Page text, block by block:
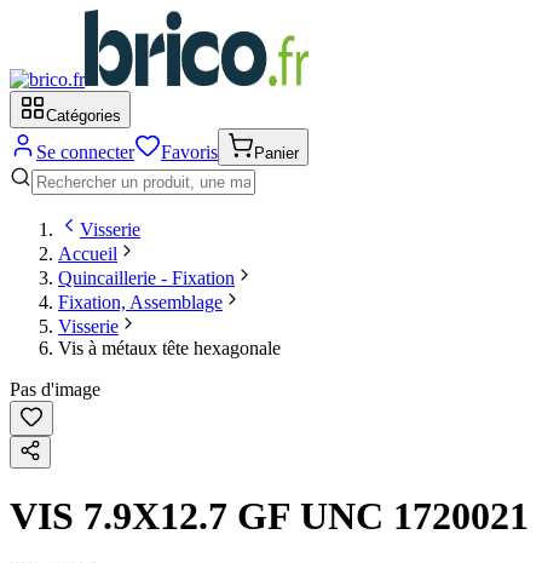
Catégories
Se connecter Favoris Panier
Visserie
Accueil
Quincaillerie - Fixation
Fixation, Assemblage
Visserie
Vis à métaux tête hexagonale
Pas d'image
VIS 7.9X12.7 GF UNC 1720021